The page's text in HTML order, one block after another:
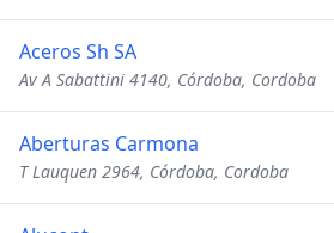
Aceros Sh SA
Av A Sabattini 4140, Córdoba, Cordoba
Aberturas Carmona
T Lauquen 2964, Córdoba, Cordoba